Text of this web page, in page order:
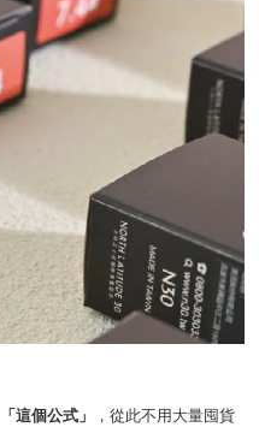
「這個公式」
，從此不用大量囤貨